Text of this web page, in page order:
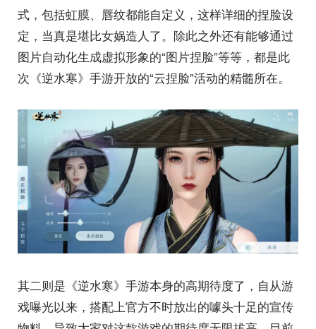
式，包括虹膜、唇纹都能自定义，这样详细的捏脸设
定，当真是堪比女娲造人了。除此之外还有能够通过
图片自动化生成虚拟形象的“图片捏脸”等等，都是此
次《逆水寒》手游开放的“云捏脸”活动的精髓所在。
其二则是《逆水寒》手游本身的高期待度了，自从游
戏曝光以来，搭配上官方不时放出的噱头十足的宣传